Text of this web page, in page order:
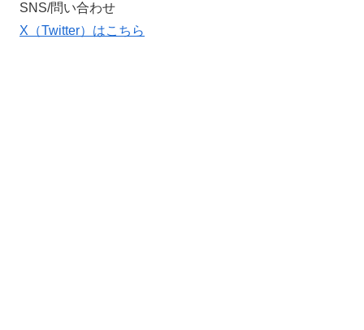
SNS/問い合わせ
X（Twitter）はこちら